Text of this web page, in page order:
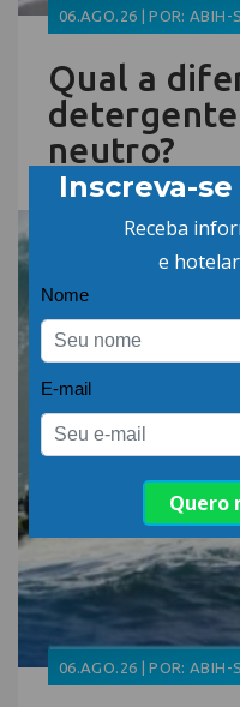
06.AGO.26 | POR: ABIH-
Qual a
neutro?
06.AGO.26 | POR: ABIH-